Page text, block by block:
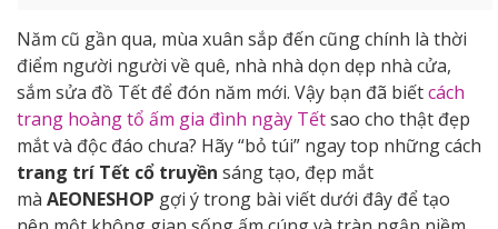
Năm cũ gần qua, mùa xuân sắp đến cũng chính là thời
điểm người người về quê, nhà nhà dọn dẹp nhà cửa,
sắm sửa đồ Tết để đón năm mới. Vậy bạn đã biếtcách
trang hoàng tổ ấm gia đình ngày Tếtsao cho thật đẹp
mắt và độc đáo chưa? Hãy “bỏ túi” ngay top những cách
trang trí Tết cổ truyền sáng tạo, đẹp mắt
mà AEONESHOP gợi ý trong bài viết dưới đây để tạo